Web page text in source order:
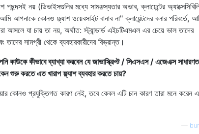
নয় (ডিভাইসগুলির মধ্যে সামঞ্জস্যতার অভাব, ক্লায়েন্টের
আপনাকে কোনও ফ্ল্যাশ ওয়েবসাইট বানাব না" ক্লায়েন্টদের বলার পরিবর্তে,
আসলে যা চায় তা নয়, অর্থাত: স্ট্যান্ডার্ড এইচটিএমএল এর চেয়ে ভাল তাদের
সামগ্রী থেকে ব্যবহারকারীদের বিভ্রান্ত।
কাউকে কীভাবে ব্যাখ্যা করবেন যে জাভাস্ক্রিপ্ট / সিএসএস / এজেএক্স সাধারণত
শুরু করতে এত খারাপ ফ্ল্যাশ ব্যবহার করতে চায়?
কোনও প্রযুক্তিগত কারণ নেই, তবে কেবল এটি চান কারণ তারা মনে করেন